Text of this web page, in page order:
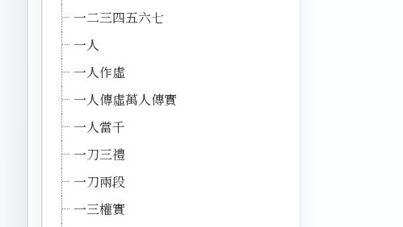
一二三四五六七
一人
一人作虛
一人傳虛萬人傳實
一人當千
一刀三禮
一刀兩段
一三權實